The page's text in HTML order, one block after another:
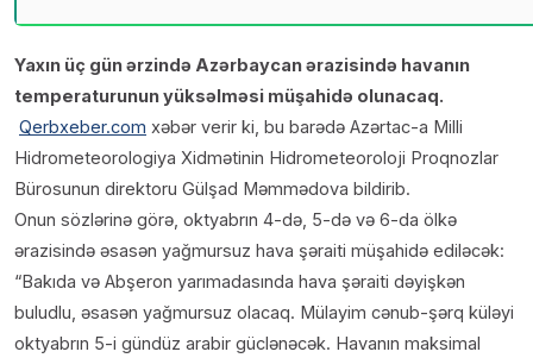
Yaxın üç gün ərzində Azərbaycan ərazisində havanın
temperaturunun yüksəlməsi müşahidə olunacaq.
Qerbxeber.com xəbər verir ki, bu barədə Azərtac-a Milli
Hidrometeorologiya Xidmətinin Hidrometeoroloji Proqnozlar
Bürosunun direktoru Gülşad Məmmədova bildirib.
Onun sözlərinə görə, oktyabrın 4-də, 5-də və 6-da ölkə
ərazisində əsasən yağmursuz hava şəraiti müşahidə ediləcək:
“Bakıda və Abşeron yarımadasında hava şəraiti dəyişkən
buludlu, əsasən yağmursuz olacaq. Mülayim cənub-şərq küləyi
oktyabrın 5-i gündüz arabir güclənəcək. Havanın maksimal